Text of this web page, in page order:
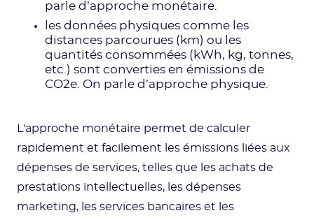
parle d’approche monétaire.
les données physiques comme les
distances parcourues (km) ou les
quantités consommées (kWh, kg, tonnes,
etc.) sont converties en émissions de
CO2e. On parle d’approche physique.
L'approche monétaire permet de calculer
rapidement et facilement les émissions liées aux
dépenses de services, telles que les achats de
prestations intellectuelles, les dépenses
marketing, les services bancaires et les